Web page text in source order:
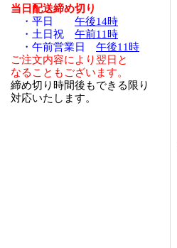
当日配送締め切り
・平日 午後14時
・土日祝 午前11時
・午前営業日 午後11時
ご注文内容により翌日と
なることもございます。
締め切り時間後もできる限り
対応いたします。